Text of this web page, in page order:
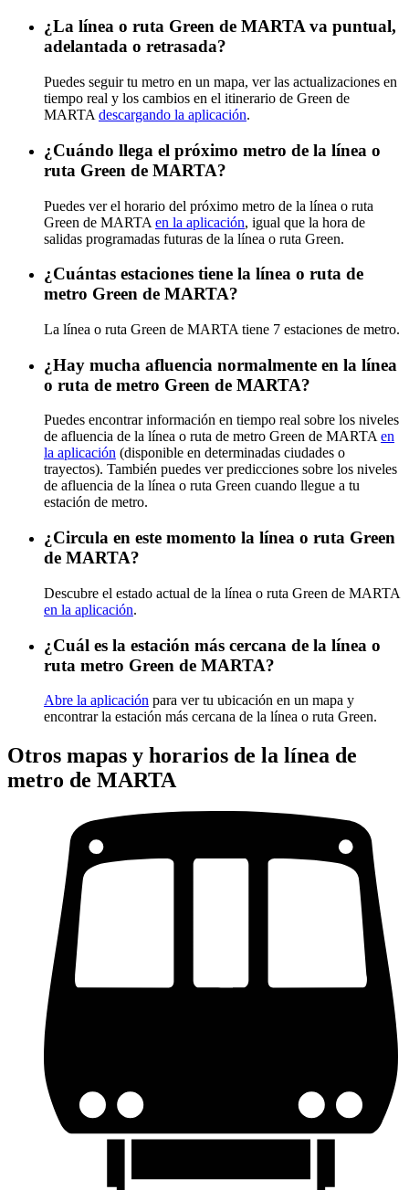
¿La línea o ruta Green de MARTA va puntual,
adelantada o retrasada?
Puedes seguir tu metro en un mapa, ver las actualizaciones en
tiempo real y los cambios en el itinerario de Green de
MARTA descargando la aplicación.
¿Cuándo llega el próximo metro de la línea o
ruta Green de MARTA?
Puedes ver el horario del próximo metro de la línea o ruta
Green de MARTA en la aplicación, igual que la hora de
salidas programadas futuras de la línea o ruta Green.
¿Cuántas estaciones tiene la línea o ruta de
metro Green de MARTA?
La línea o ruta Green de MARTA tiene 7 estaciones de metro.
¿Hay mucha afluencia normalmente en la línea
o ruta de metro Green de MARTA?
Puedes encontrar información en tiempo real sobre los niveles
de afluencia de la línea o ruta de metro Green de MARTA en
la aplicación (disponible en determinadas ciudades o
trayectos). También puedes ver predicciones sobre los niveles
de afluencia de la línea o ruta Green cuando llegue a tu
estación de metro.
¿Circula en este momento la línea o ruta Green
de MARTA?
Descubre el estado actual de la línea o ruta Green de MARTA
en la aplicación.
¿Cuál es la estación más cercana de la línea o
ruta metro Green de MARTA?
Abre la aplicación para ver tu ubicación en un mapa y
encontrar la estación más cercana de la línea o ruta Green.
Otros mapas y horarios de la línea de
metro de MARTA